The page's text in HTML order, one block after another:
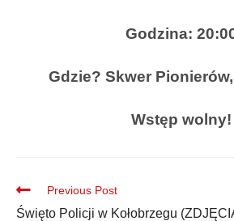
Godzina:
Gdzie? Skwer
Wstęp wolny!
Previous Post
Święto Policji w Kołobrzegu